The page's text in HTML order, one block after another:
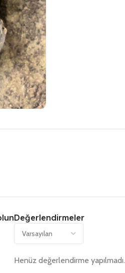
Değerlendirmeler
Henüz değerlendirme yapılmadı.